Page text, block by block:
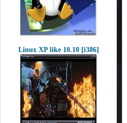
Linux XP like 10.10 [i386]